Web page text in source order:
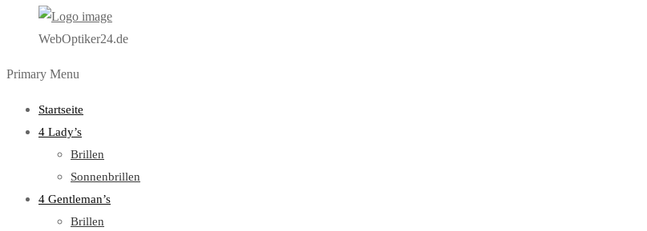
WebOptiker24.de
Primary Menu
Startseite
4 Lady’s
Brillen
Sonnenbrillen
4 Gentleman’s
Brillen